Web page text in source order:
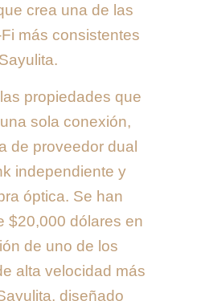
crea una de las
más consistentes
propiedades que
sola conexión,
de proveedor dual
independiente y
óptica. Se han
$20,000 dólares en
de uno de los
alta velocidad más
diseñado